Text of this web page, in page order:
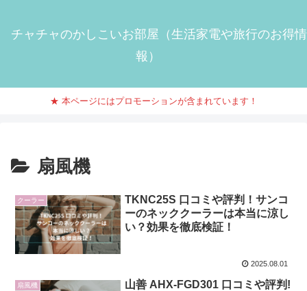
チャチャのかしこいお部屋（生活家電や旅行のお得情
報）
★ 本ページにはプロモーションが含まれています！
扇風機
クーラー
TKNC25S 口コミや評判！サンコ
ーのネッククーラーは本当に涼し
い？効果を徹底検証！
2025.08.01
扇風機
山善 AHX-FGD301 口コミや評判!